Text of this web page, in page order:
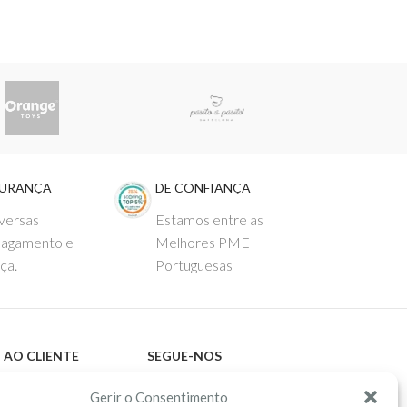
Gerir o Consentimento
e
DE CONFIANÇA
Estamos entre as
Melhores PME
Portuguesas
CLIENTE
SEGUE-NOS